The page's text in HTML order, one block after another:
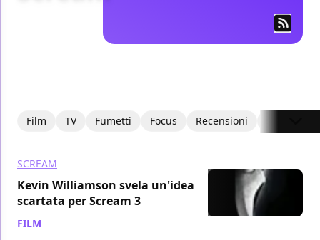
Film TV Fumetti Focus Recensioni
SCREAM
Kevin Williamson svela un'idea
scartata per Scream 3
FILM